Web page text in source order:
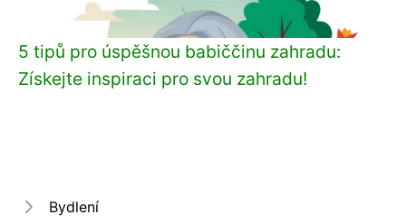
5 tipů pro úspěšnou babiččinu zahradu:
Získejte inspiraci pro svou zahradu!
Bydlení